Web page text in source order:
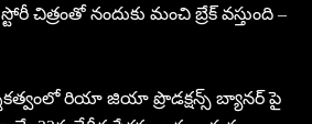
స్టోరీ చిత్రంతో నందుకు మంచి బ్రేక్ వస్తుంది –
రియా జియా ప్రొడక్షన్స్ బ్యానర్ పై